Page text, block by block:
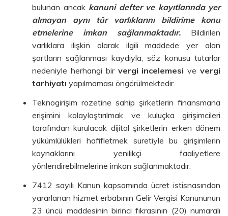
bulunan ancak kanuni defter ve kayıtlarında yer
almayan aynı tür varlıklarını bildirime konu
etmelerine imkan sağlanmaktadır. Bildirilen
varlıklara ilişkin olarak ilgili maddede yer alan
şartların sağlanması kaydıyla, söz konusu tutarlar
nedeniyle herhangi bir vergi incelemesi vevergi
tarhiyatı yapılmaması öngörülmektedir.
Teknogirişim rozetine sahip şirketlerin finansmana
erişimini kolaylaştırılmak ve kuluçka girişimcileri
tarafından kurulacak dijital şirketlerin erken dönem
yükümlülükleri hafifletmek suretiyle bu girişimlerin
kaynaklarını yenilikçi faaliyetlere
yönlendirebilmelerine imkan sağlanmaktadır.
7412 sayılı Kanun kapsamında ücret istisnasından
yararlanan hizmet erbabının Gelir Vergisi Kanununun
23 üncü maddesinin birinci fıkrasının (20) numaralı